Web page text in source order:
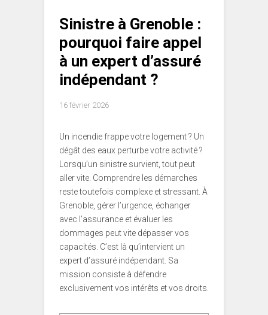
Sinistre à Grenoble :
pourquoi faire appel
à un expert d’assuré
indépendant ?
16 février 2026
Un incendie frappe votre logement ? Un
dégât des eaux perturbe votre activité ?
Lorsqu’un sinistre survient, tout peut
aller vite. Comprendre les démarches
reste toutefois complexe et stressant. À
Grenoble, gérer l’urgence, échanger
avec l’assurance et évaluer les
dommages peut vite dépasser vos
capacités. C’est là qu’intervient un
expert d’assuré indépendant. Sa
mission consiste à défendre
exclusivement vos intérêts et vos droits.